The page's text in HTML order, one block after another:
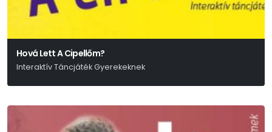
Hová Lett A Cipellőm?
Interaktív Táncjáték Gyerekeknek